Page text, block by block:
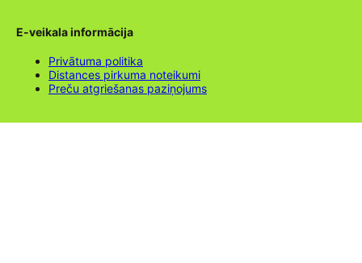
E-veikala informācija
Privātuma politika
Distances pirkuma noteikumi
Preču atgriešanas paziņojums